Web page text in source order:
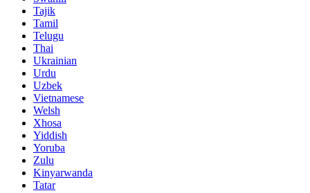
Tajik
Tamil
Telugu
Thai
Ukrainian
Urdu
Uzbek
Vietnamese
Welsh
Xhosa
Yiddish
Yoruba
Zulu
Kinyarwanda
Tatar